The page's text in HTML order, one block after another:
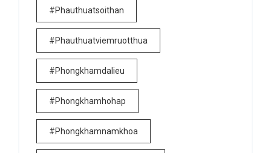
#phauthuatsoithan
#phauthuatviemruotthua
#phongkhamdalieu
#phongkhamhohap
#phongkhamnamkhoa